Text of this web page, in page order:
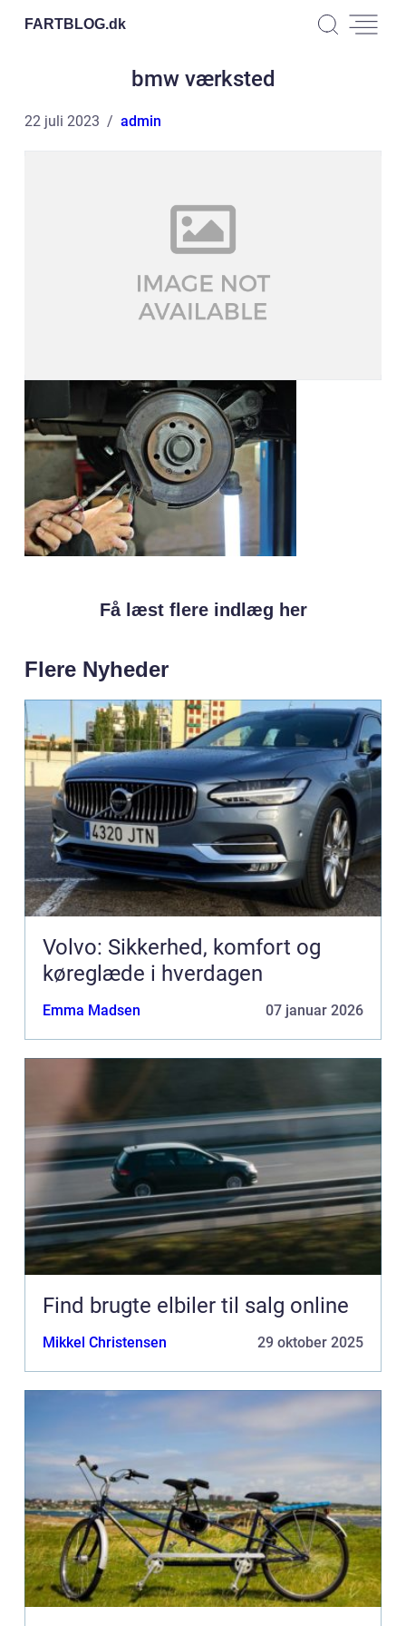
FARTBLOG.dk
bmw værksted
22 juli 2023 admin
Få læst flere indlæg her
Flere Nyheder
Volvo: Sikkerhed, komfort og
køreglæde i hverdagen
Emma Madsen 07 januar 2026
Find brugte elbiler til salg online
Mikkel Christensen 29 oktober 2025